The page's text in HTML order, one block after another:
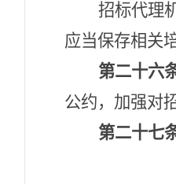
招标代理
应当保存相关
第二十六
公约，加强对
第二十七